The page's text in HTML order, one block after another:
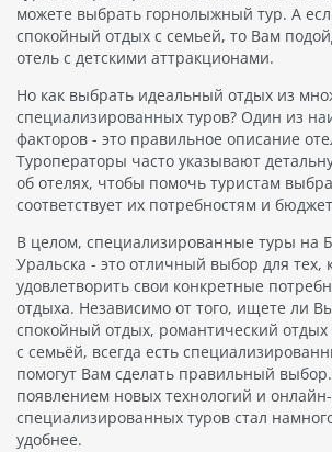
можете выбрать горнолыжный тур. А
спокойный отдых с семьей, то Вам
отель с детскими аттракционами.
Но как выбрать идеальный отдых из
специализированных туров? Один из
факторов - это правильное описание
Туроператоры часто указывают
об отелях, чтобы помочь туристам
соответствует их потребностям и
В целом, специализированные туры на
Уральска - это отличный выбор для тех,
удовлетворить свои конкретные
отдыха. Независимо от того, ищете ли
спокойный отдых, романтический
с семьёй, всегда есть
помогут Вам сделать правильный
появлением новых технологий и
специализированных туров стал
удобнее.